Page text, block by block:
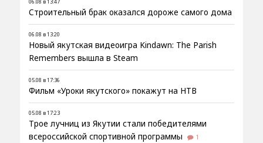
06.08 в 13:47
Строительный брак оказался дороже самого дома
06.08 в 13:20
Новый якутская видеоигра Kindawn: The Parish
Remembers вышла в Steam
05.08 в 17:36
Фильм «Уроки якутского» покажут на НТВ
05.08 в 17:23
Трое лучниц из Якутии стали победителями
всероссийской спортивной программы
1